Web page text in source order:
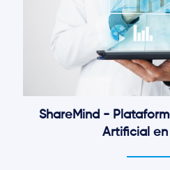
ShareMind -
Artificial en